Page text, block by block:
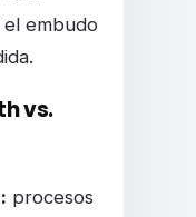
embudo
vs.
procesos